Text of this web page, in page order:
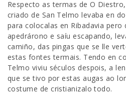
Respecto as termas de O
criado de San Telmo levaba en
para colocalas en Ribadavia pero
apedrárono e saíu escapando,
camiño, das pingas que se lle
estas fontes termais. Tendo en
Telmo viviu séculos despois, a
que se tivo por estas augas ao
costume de cristianizalo todo.